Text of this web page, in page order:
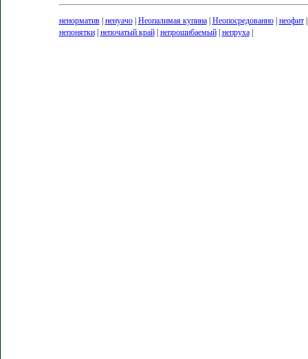
ненорматив| ненуачо| Неопалимая купина| Неопосредованно| неофит
непонятки| непочатый край| непрошибаемый| непруха|